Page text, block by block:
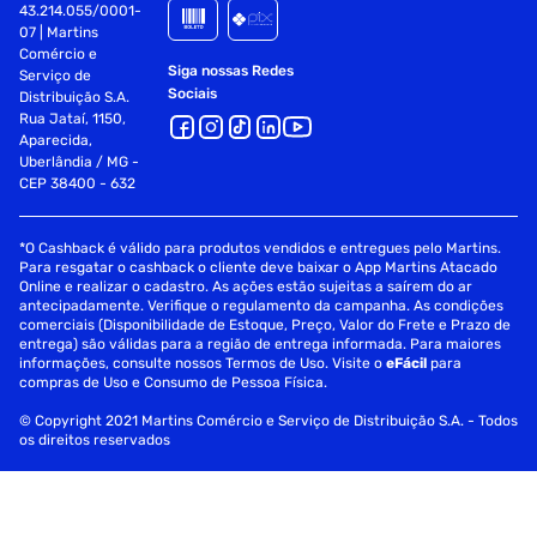
43.214.055/0001-
07 | Martins
Comércio e
Serviço de
Distribuição S.A.
Rua Jataí, 1150,
Aparecida,
Uberlândia / MG -
CEP 38400 - 632
Siga nossas Redes
Sociais
*O Cashback é válido para produtos vendidos e entregues pelo Martins.
Para resgatar o cashback o cliente deve baixar o App Martins Atacado
Online e realizar o cadastro. As ações estão sujeitas a saírem do ar
antecipadamente. Verifique o regulamento da campanha. As condições
comerciais (Disponibilidade de Estoque, Preço, Valor do Frete e Prazo de
entrega) são válidas para a região de entrega informada. Para maiores
informações, consulte nossos Termos de Uso. Visite oeFácil para
compras de Uso e Consumo de Pessoa Física.
© Copyright 2021 Martins Comércio e Serviço de Distribuição S.A. - Todos
os direitos reservados